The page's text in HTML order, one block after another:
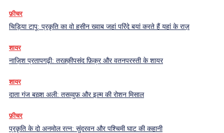
फ़ीचर
चिड़िया टापू: प्रकृति का वो हसीन ख्वाब जहां परिंदे बयां करते हैं यहां के राज़
शायर
नाज़िश प्रतापगढ़ी: तरक़्क़ीपसंद फ़िक्र और वतनपरस्ती के शायर
शायर
दाता गंज बख़्श अली: तसव्वुफ़ और इल्म की रोशन मिसाल
फ़ीचर
प्रकृति के दो अनमोल रत्न: सुंदरवन और पश्चिमी घाट की कहानी